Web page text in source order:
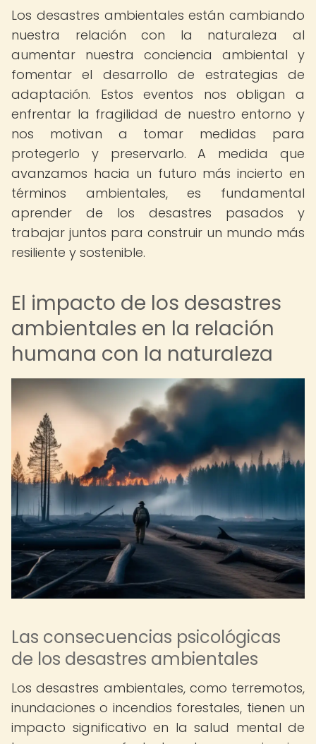
Los desastres ambientales están cambiando
nuestra relación con la naturaleza al
aumentar nuestra conciencia ambiental y
fomentar el desarrollo de estrategias de
adaptación. Estos eventos nos obligan a
enfrentar la fragilidad de nuestro entorno y
nos motivan a tomar medidas para
protegerlo y preservarlo. A medida que
avanzamos hacia un futuro más incierto en
términos ambientales, es fundamental
aprender de los desastres pasados y
trabajar juntos para construir un mundo más
resiliente y sostenible.
El impacto de los desastres
ambientales en la relación
humana con la naturaleza
Las consecuencias psicológicas
de los desastres ambientales
Los desastres ambientales, como terremotos,
inundaciones o incendios forestales, tienen un
impacto significativo en la salud mental de